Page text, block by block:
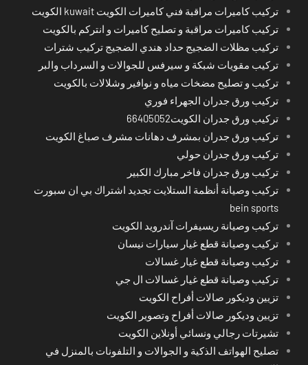
تركيب كاميرات مراقبة فني كاميرات الكويت kuwait الكويت
تركيب كاميرات مراقبة و تصليح كاميرات و انتركم بالكويت
تركيب مظلات الضجيج حداد هندي الضجيج تركيب شترات
تركيب مقويات شبكة و سيرفس للجوالات و السرداب والبر
تركيب و تصليح مضخات مياه و نوافير وشلالات بالكويت
تركيب ورق جدران الجهراء فوري
تركيب ورق جدران الكويت66405052
تركيب ورق جدران بمشرف دهانات مشرف صباغ الكويت
تركيب ورق جدران حولي
تركيب ورق جدران فاخر مبارك الكبير
تركيب وصيانة أنظمة الستلايت تجديد اشتراك بي ان سبورت
bein sports
تركيب وصيانة ريسيفرات آندرويد الكويت
تركيب وصيانة قطع غيار سيارات نيسان
تركيب وصيانة قطع غيار غسالات
تركيب وصيانة قطع غيار غسالات ال جي
تزيين وديكور صالات أفراح الكويت
تزيين وديكور صالات أفراح وتصوير الكويت
تشيرتات رجالي ونسائي أونلاين الكويت
تصليح الهواتف الذكية و الجوالات و التلفونات بالمنزل في